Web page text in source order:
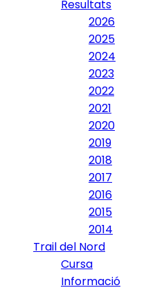
Resultats
2026
2025
2024
2023
2022
2021
2020
2019
2018
2017
2016
2015
2014
Trail del Nord
Cursa
Informació